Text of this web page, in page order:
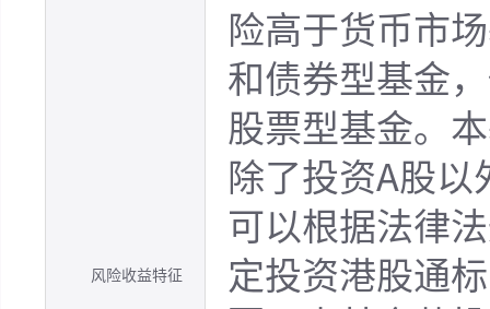
风险收益特征
险高于货币市
和债券型基金
股票型基金。
除了投资A股以
可以根据法律
定投资港股通